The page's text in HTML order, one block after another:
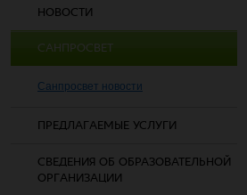
НОВОСТИ
САНПРОСВЕТ
Санпросвет новости
ПРЕДЛАГАЕМЫЕ УСЛУГИ
СВЕДЕНИЯ ОБ ОБРАЗОВАТЕЛЬНОЙ
ОРГАНИЗАЦИИ